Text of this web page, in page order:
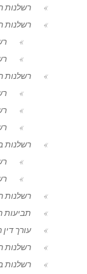
רשלנות
רשלנות
רשלנות
רשלנות
רשלנות
תביעות
עורך
רשלנות
רשלנות